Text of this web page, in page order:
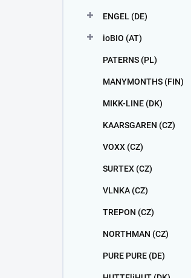
ENGEL (DE)
ioBIO (AT)
PATERNS (PL)
MANYMONTHS (FIN)
MIKK-LINE (DK)
KAARSGAREN (CZ)
VOXX (CZ)
SURTEX (CZ)
VLNKA (CZ)
TREPON (CZ)
NORTHMAN (CZ)
PURE PURE (DE)